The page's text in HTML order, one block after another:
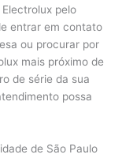
pelo
entrar em contato
ou procurar por
mais próximo de
de série da sua
possa
de São Paulo